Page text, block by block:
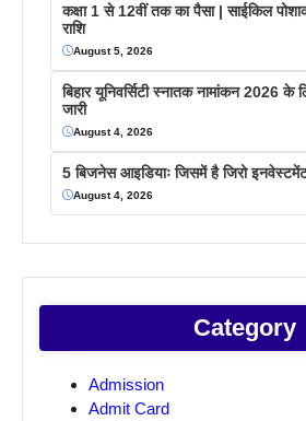
कक्षा 1 से 12वीं तक का पैसा | साईकिल
राशि
August 5, 2026
बिहार यूनिवर्सिटी स्नातक नामांकन 2026 के
जारी
August 4, 2026
5 बिजनेस आइडियाः जिसमें है जिरो
August 4, 2026
Category
Admission
Admit Card